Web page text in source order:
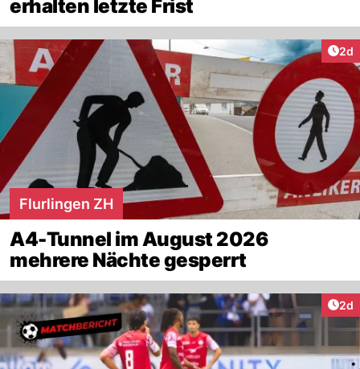
erhalten letzte Frist
2d
Flurlingen ZH
A4-Tunnel im August 2026
mehrere Nächte gesperrt
2d